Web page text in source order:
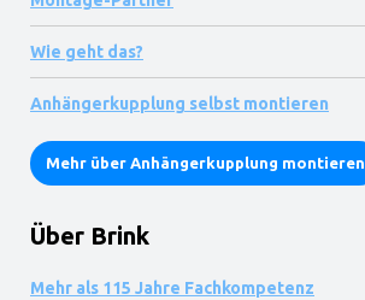
Wie geht das?
Anhängerkupplung selbst montieren
Mehr über Anhängerkupplung montieren
Über Brink
Mehr als 115 Jahre Fachkompetenz